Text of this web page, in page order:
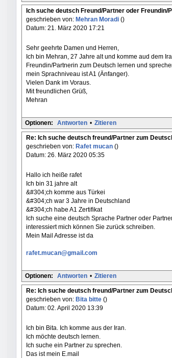
Ich suche deutsch Freund/Partner oder
geschrieben von: Mehran Moradi ()
Datum: 21. März 2020 17:21
Sehr geehrte Damen und Herren,
Ich bin Mehran, 27 Jahre alt und komme aud dem
Freundin/Partnerin zum Deutsch lernen und
mein Sprachniveau ist A1 (Änfanger).
Vielen Dank im Voraus.
Mit freundlichen Grüß,
Mehran
Optionen: Antworten • Zitieren
Re: Ich suche deutsch freund/Partner zum
geschrieben von: Rafet mucan ()
Datum: 26. März 2020 05:35
Hallo ich heiße rafet
Ich bin 31 jahre alt
&#304;ch komme aus Türkei
&#304;ch war 3 Jahre in Deutschland
&#304;ch habe A1 Zertifikat
Ich suche eine deutsch Sprache Partner oder
interessiert mich können Sie zurück schreiben.
Mein Mail Adresse ist da
rafet.mucan@gmail.com
Optionen: Antworten • Zitieren
Re: Ich suche deutsch freund/Partner zum
geschrieben von: Bita bitte ()
Datum: 02. April 2020 13:39
Ich bin Bita. Ich komme aus der Iran.
Ich möchte deutsch lernen.
Ich suche ein Partner zu sprechen.
Das ist mein E.mail